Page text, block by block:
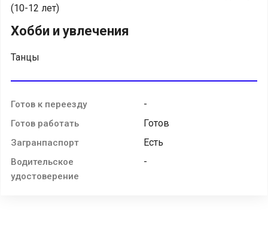
(10-12 лет)
Хобби и увлечения
Танцы
Готов к переезду -
Готов работать Готов
Загранпаспорт Есть
Водительское
удостоверение
-